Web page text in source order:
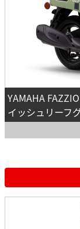
YAMAHA
イッシュリーフ